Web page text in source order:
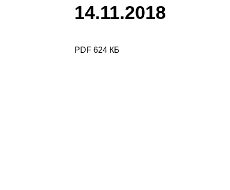
14.11.2018
PDF 624 КБ